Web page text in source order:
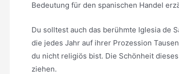
Bedeutung für den spanischen Handel
Du solltest auch das berühmte Iglesia de
die jedes Jahr auf ihrer Prozession
du nicht religiös bist. Die Schönheit
ziehen.